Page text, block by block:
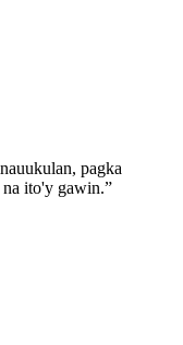
pagka
na ito'y gawin.”